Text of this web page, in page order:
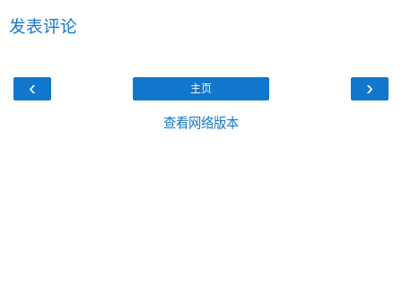
发表评论
‹ ›
主页
查看网络版本